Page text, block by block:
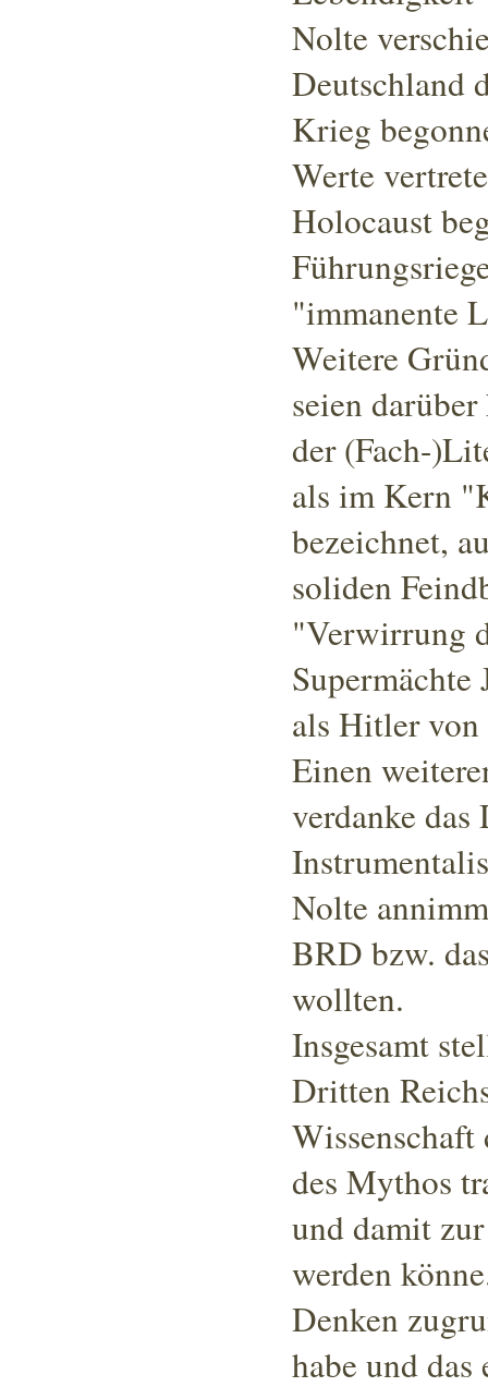
Nolte
Deutschland
Krieg
Werte
Holocaust
"immanente
Weitere
seien
der (Fach-
als im Kern
bezeichnet,
soliden
"Verwirrung
Supermächte
als Hitler von
Einen
verdanke
Nolte
BRD bzw.
wollten.
Insgesamt
Dritten
Wissenschaft
des Mythos
und damit
werden könne
Denken
habe und